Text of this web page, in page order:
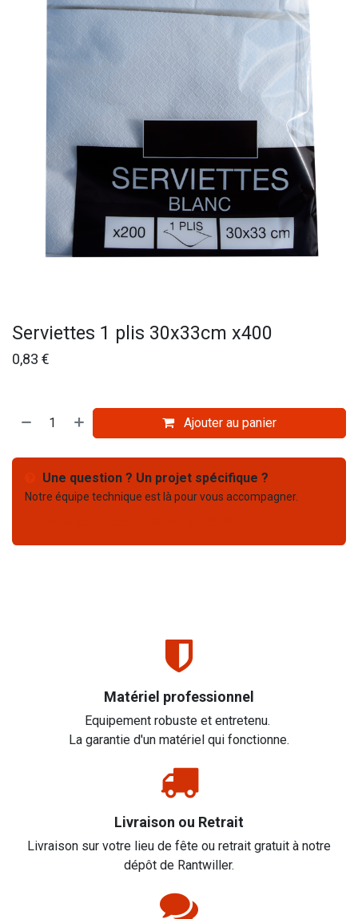
Serviettes 1 plis 30x33cm x400
0,83 €
Ajouter au panier
Une question ? Un projet spécifique ?
Notre équipe technique est là pour vous accompagner.
Matériel professionnel
Equipement robuste et entretenu.
La garantie d'un matériel qui fonctionne.
Livraison ou Retrait
Livraison sur votre lieu de fête ou retrait gratuit à notre
dépôt de Rantwiller.